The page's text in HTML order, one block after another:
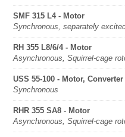
SMF 315 L4 - Motor
Synchronous, separately
RH 355 L8/6/4 - Motor
Asynchronous, Squirrel-cage
USS 55-100 - Motor, Converter
Synchronous
RHR 355 SA8 - Motor
Asynchronous, Squirrel-cage